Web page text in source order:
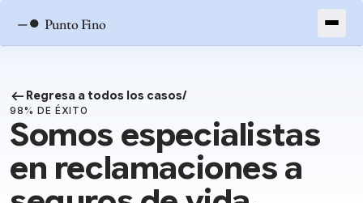
–● Punto Fino
Regresa a todos los casos/
98% DE ÉXITO
Somos especialistas
en reclamaciones a